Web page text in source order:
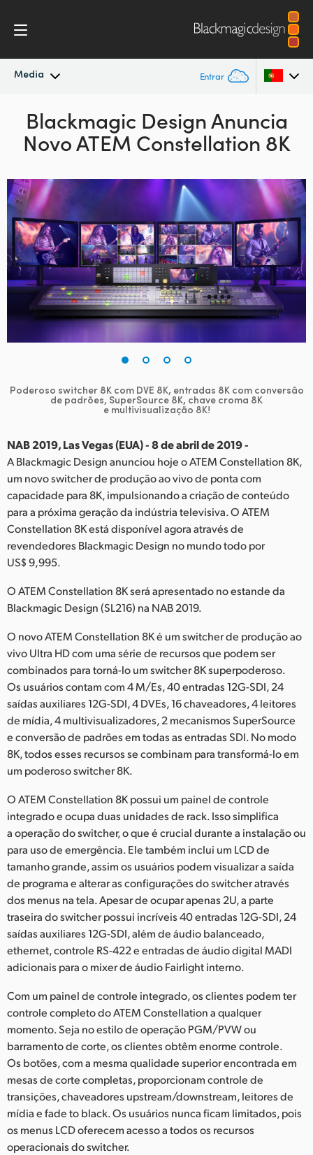
Media Entrar
Novidades
Arquivo
Imagens para Imprensa
Argentina
Australia
Brazil
Canada
China
Denmark
Finland
Germany
Hong Kong SAR, China
India
Italy
Japan
Korea
Mexico
Malaysia
New Zealand
Norway
Poland
Portugal
Singapore
South Africa
Spain
Sweden
Chinese Taipei
Turkey
UAE
United Kingdom
United States
Blackmagic Design Anuncia
Novo ATEM Constellation 8K
Poderoso switcher 8K com DVE 8K, entradas 8K com conversão
de padrões, SuperSource 8K, chave croma 8K
e multivisualização 8K!
NAB 2019, Las Vegas (EUA) - 8 de abril de 2019 -
A Blackmagic Design anunciou hoje o ATEM Constellation 8K,
um novo switcher de produção ao vivo de ponta com
capacidade para 8K, impulsionando a criação de conteúdo
para a próxima geração da indústria televisiva. O ATEM
Constellation 8K está disponível agora através de
revendedores Blackmagic Design no mundo todo por
US$ 9,995.
O ATEM Constellation 8K será apresentado no estande da
Blackmagic Design (SL216) na NAB 2019.
O novo ATEM Constellation 8K é um switcher de produção ao
vivo Ultra HD com uma série de recursos que podem ser
combinados para torná-lo um switcher 8K superpoderoso.
Os usuários contam com 4 M/Es, 40 entradas 12G-SDI, 24
saídas auxiliares 12G-SDI, 4 DVEs, 16 chaveadores, 4 leitores
de mídia, 4 multivisualizadores, 2 mecanismos SuperSource
e conversão de padrões em todas as entradas SDI. No modo
8K, todos esses recursos se combinam para transformá-lo em
um poderoso switcher 8K.
O ATEM Constellation 8K possui um painel de controle
integrado e ocupa duas unidades de rack. Isso simplifica
a operação do switcher, o que é crucial durante a instalação ou
para uso de emergência. Ele também inclui um LCD de
tamanho grande, assim os usuários podem visualizar a saída
de programa e alterar as configurações do switcher através
dos menus na tela. Apesar de ocupar apenas 2U, a parte
traseira do switcher possui incríveis 40 entradas 12G-SDI, 24
saídas auxiliares 12G-SDI, além de áudio balanceado,
ethernet, controle RS-422 e entradas de áudio digital MADI
adicionais para o mixer de áudio Fairlight interno.
Com um painel de controle integrado, os clientes podem ter
controle completo do ATEM Constellation a qualquer
momento. Seja no estilo de operação PGM/PVW ou
barramento de corte, os clientes obtêm enorme controle.
Os botões, com a mesma qualidade superior encontrada em
mesas de corte completas, proporcionam controle de
transições, chaveadores upstream/downstream, leitores de
mídia e fade to black. Os usuários nunca ficam limitados, pois
os menus LCD oferecem acesso a todos os recursos
operacionais do switcher.